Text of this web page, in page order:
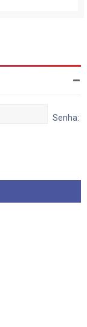
Senha: